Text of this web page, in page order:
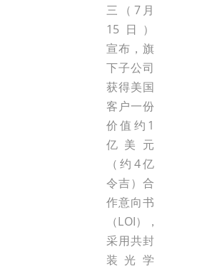
三（7月
15日）
宣布，旗
下子公司
获得美国
客户一份
价值约1
亿美元
（约4亿
令吉）合
作意向书
（LOI），
采用共封
装光学